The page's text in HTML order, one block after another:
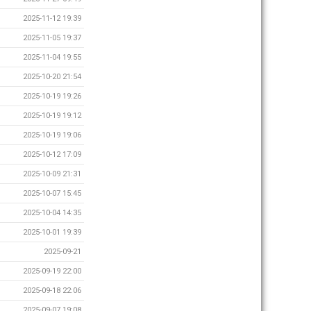
2025-11-12 19:39
2025-11-05 19:37
2025-11-04 19:55
2025-10-20 21:54
2025-10-19 19:26
2025-10-19 19:12
2025-10-19 19:06
2025-10-12 17:09
2025-10-09 21:31
2025-10-07 15:45
2025-10-04 14:35
2025-10-01 19:39
2025-09-21
2025-09-19 22:00
2025-09-18 22:06